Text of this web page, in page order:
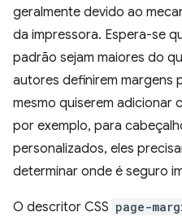
geralmente devido ao
da impressora. Espera-se
padrão sejam maiores do
autores definirem margens
mesmo quiserem adicionar
por exemplo, para
personalizados, eles
determinar onde é seguro
O descritor CSS page-